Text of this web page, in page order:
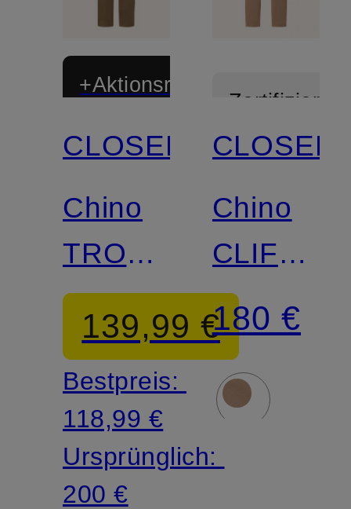
+Aktionsrabatt
Zertifiziert
CLOSED
Chino
TROPEA
Regular
Fit139,99 €
Bestpreis:
118,99 €
Ursprünglich:
200 €
Zertifiziert
CLOSED
Chino
CLIFTON
TRUE
Regular
Fit
180 €